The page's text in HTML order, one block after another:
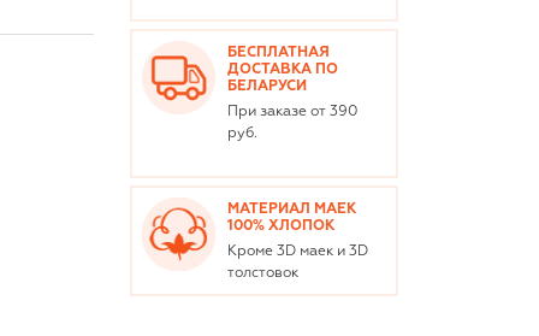
БЕСПЛАТНАЯ
ДОСТАВКА ПО
БЕЛАРУСИ
При заказе от 390
руб.
МАТЕРИАЛ МАЕК
100% ХЛОПОК
Кроме 3D маек и 3D
толстовок